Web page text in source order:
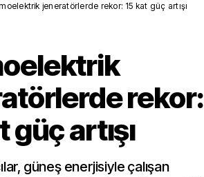
jeneratörlerde rekor: 15 kat güç artışı
rekor:
güç artışı
güneş enerjisiyle çalışan